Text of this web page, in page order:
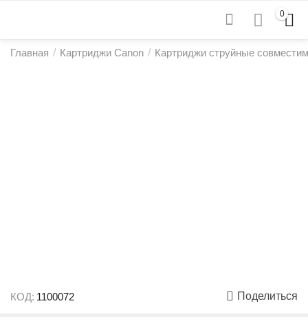
0
Главная / Картриджи Canon / Картриджи струйные
КОД: 1100072 Поделиться